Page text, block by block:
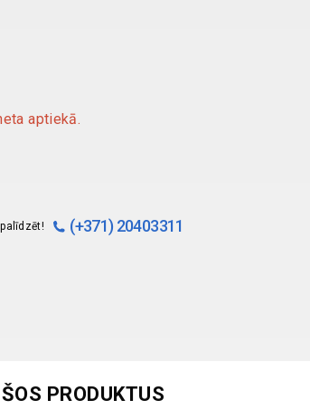
aptiekā.
(+371) 20403311
PRODUKTUS